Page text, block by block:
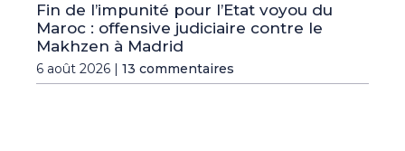
Fin de l’impunité pour l’Etat voyou du
Maroc : offensive judiciaire contre le
Makhzen à Madrid
6 août 2026 | 13 commentaires